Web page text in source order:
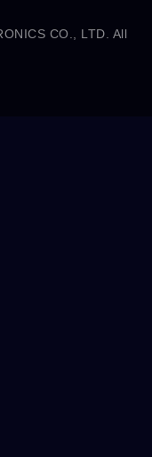
CO., LTD. All